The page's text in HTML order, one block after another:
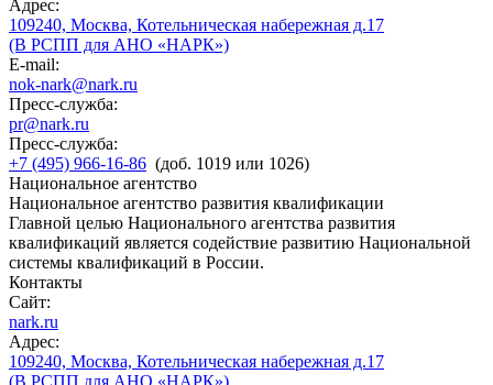
Адрес:
109240, Москва, Котельническая набережная д.17
(В РСПП для АНО «НАРК»)
E-mail:
nok-nark@nark.ru
Пресс-служба:
pr@nark.ru
Пресс-служба:
+7 (495) 966-16-86 (доб. 1019 или 1026)
Национальное агентство
Национальное агентство развития квалификации
Главной целью Национального агентства развития
квалификаций является содействие развитию Национальной
системы квалификаций в России.
Контакты
Сайт:
nark.ru
Адрес:
109240, Москва, Котельническая набережная д.17
(В РСПП для АНО «НАРК»)